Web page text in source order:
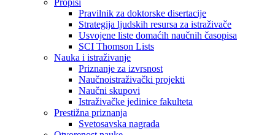
Pravilnik za doktorske disertacije
Strategija ljudskih resursa za istraživače
Usvojene liste domaćih naučnih časopisa
SCI Thomson Lists
Nauka i istraživanje
Priznanje za izvrsnost
Naučnoistraživački projekti
Naučni skupovi
Istraživačke jedinice fakulteta
Prestižna priznanja
Svetosavska nagrada